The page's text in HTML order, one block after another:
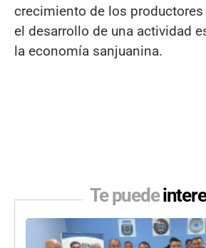
crecimiento de los
el desarrollo de una actividad
la economía sanjuanina.
Te puede